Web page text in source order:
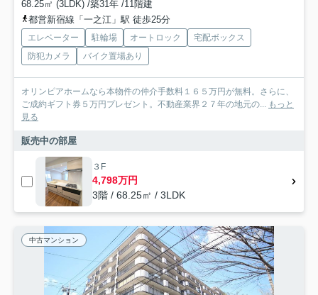
68.25㎡ (3LDK) /築31年 /11階建
都営新宿線「一之江」駅 徒歩25分
エレベーター 駐輪場 オートロック
宅配ボックス
防犯カメラ
バイク置場あり
オリンピアホームなら本物件の仲介手数料１６５万円が無料。さらに、
ご成約ギフト券５万円プレゼント。不動産業界２７年の地元の... もっと
見る
販売中の部屋
３F
4,798万円
3階 / 68.25㎡ / 3LDK
中古マンション